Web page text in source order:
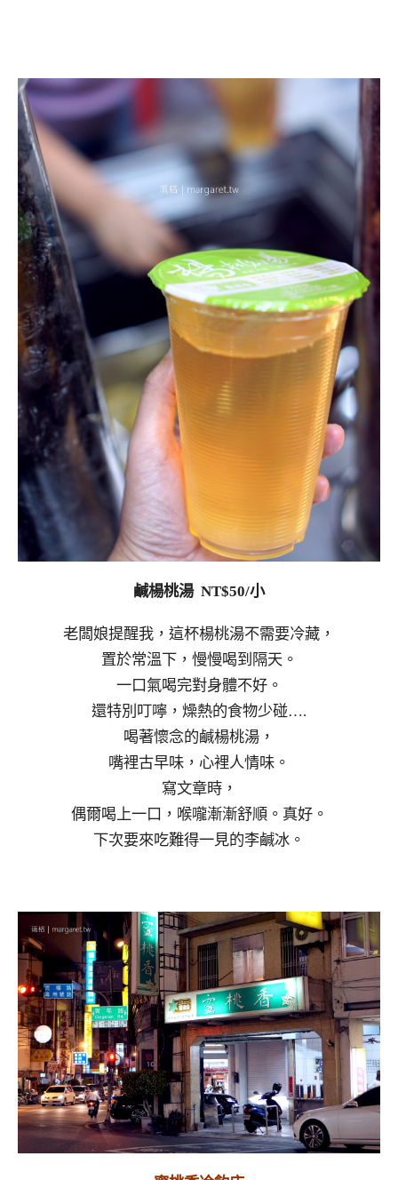
鹹楊桃湯 NT$50/小
老闆娘提醒我，這杯楊桃湯不需要冷藏，
置於常溫下，慢慢喝到隔天。
一口氣喝完對身體不好。
還特別叮嚀，燥熱的食物少碰….
喝著懷念的鹹楊桃湯，
嘴裡古早味，心裡人情味。
寫文章時，
偶爾喝上一口，喉嚨漸漸舒順。真好。
下次要來吃難得一見的李鹹冰。